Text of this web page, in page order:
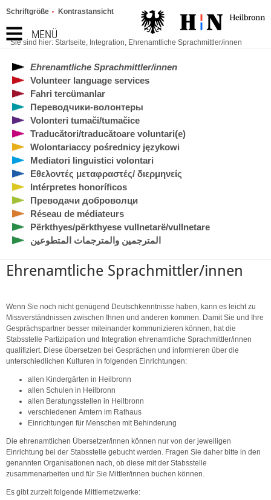
MENÜ
Schriftgröße Kontrastansicht
Sie sind hier: Startseite, Integration, Ehrenamtliche Sprachmittler/innen
Ehrenamtliche Sprachmittler/innen
Volunteer language services
Fahri tercümanlar
Переводчики-волонтеры
Volonteri tumači/tumačice
Traducători/traducătoare voluntari(e)
Wolontariaccy pośrednicy językowi
Mediatori linguistici volontari
Εθελοντές μεταφραστές/ διερμηνείς
Intérpretes honoríficos
Преводачи доброволци
Réseau de médiateurs
Përkthyes/përkthyese vullnetarë/vullnetare
المترجمين والمترجمات المتطوعين
Ehrenamtliche Sprachmittler/innen
Wenn Sie noch nicht genügend Deutschkenntnisse haben, kann es leicht zu
Missverständnissen zwischen Ihnen und anderen kommen. Damit Sie und Ihre
Gesprächspartner besser miteinander kommunizieren können, hat die
Stabsstelle Partizipation und Integration ehrenamtliche Sprachmittler/innen
qualifiziert. Diese übersetzen bei Gesprächen und informieren über die
unterschiedlichen Kulturen in folgenden Einrichtungen:
allen Kindergärten in Heilbronn
allen Schulen in Heilbronn
allen Beratungsstellen in Heilbronn
verschiedenen Ämtern im Rathaus
Einrichtungen für Menschen mit Behinderung
Die ehrenamtlichen Übersetzer/innen können nur von der jeweiligen
Einrichtung bei der Stabsstelle gebucht werden. Fragen Sie daher bitte in den
genannten Organisationen nach, ob diese mit der Stabsstelle
zusammenarbeiten und für Sie Mittler/innen buchen können.
Es gibt zurzeit folgende Mittlernetzwerke: